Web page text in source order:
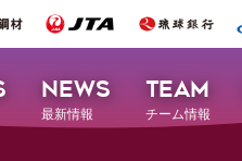
NEWS
最新情報
TEAM
チーム情報